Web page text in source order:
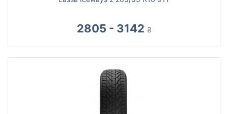
2805 - 3142 ₴